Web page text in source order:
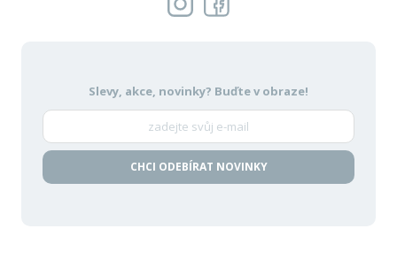
Slevy, akce, novinky? Buďte v obraze!
CHCI ODEBÍRAT NOVINKY